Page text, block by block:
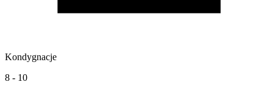
Kondygnacje
8 - 10